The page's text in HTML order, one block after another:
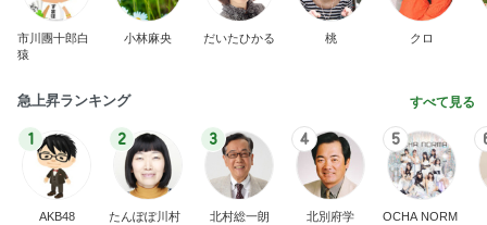
市川團十郎白
猿
小林麻央 だいたひかる 桃 クロ
急上昇ランキング すべて見る
1
AKB48
2
たんぽぽ川村
3
北村総一朗
4
北別府学
5
OCHA NORM